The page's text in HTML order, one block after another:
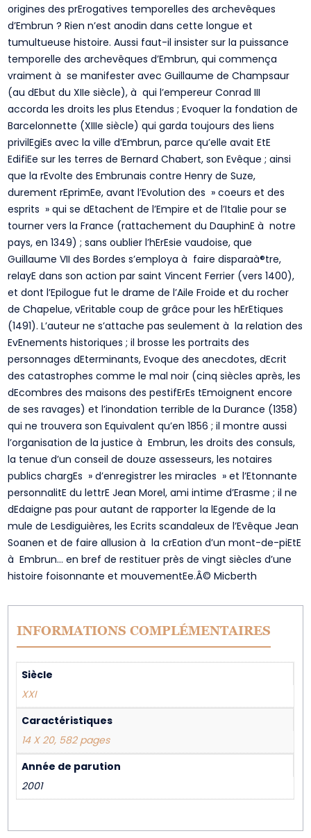
origines des prErogatives temporelles des archevêques
d’Embrun ? Rien n’est anodin dans cette longue et
tumultueuse histoire. Aussi faut-il insister sur la puissance
temporelle des archevêques d’Embrun, qui commença
vraiment à se manifester avec Guillaume de Champsaur
(au dEbut du XIIe siècle), à qui l’empereur Conrad III
accorda les droits les plus Etendus ; Evoquer la fondation de
Barcelonnette (XIIIe siècle) qui garda toujours des liens
privilEgiEs avec la ville d’Embrun, parce qu’elle avait EtE
EdifiEe sur les terres de Bernard Chabert, son Evêque ; ainsi
que la rEvolte des Embrunais contre Henry de Suze,
durement rEprimEe, avant l’Evolution des » coeurs et des
esprits » qui se dEtachent de l’Empire et de l’Italie pour se
tourner vers la France (rattachement du DauphinE à notre
pays, en 1349) ; sans oublier l’hErEsie vaudoise, que
Guillaume VII des Bordes s’employa à faire disparaà®tre,
relayE dans son action par saint Vincent Ferrier (vers 1400),
et dont l’Epilogue fut le drame de l’Aile Froide et du rocher
de Chapelue, vEritable coup de grâce pour les hErEtiques
(1491). L’auteur ne s’attache pas seulement à la relation des
EvEnements historiques ; il brosse les portraits des
personnages dEterminants, Evoque des anecdotes, dEcrit
des catastrophes comme le mal noir (cinq siècles après, les
dEcombres des maisons des pestifErEs tEmoignent encore
de ses ravages) et l’inondation terrible de la Durance (1358)
qui ne trouvera son Equivalent qu’en 1856 ; il montre aussi
l’organisation de la justice à Embrun, les droits des consuls,
la tenue d’un conseil de douze assesseurs, les notaires
publics chargEs » d’enregistrer les miracles » et l’Etonnante
personnalitE du lettrE Jean Morel, ami intime d’Erasme ; il ne
dEdaigne pas pour autant de rapporter la lEgende de la
mule de Lesdiguières, les Ecrits scandaleux de l’Evêque Jean
Soanen et de faire allusion à la crEation d’un mont-de-piEtE
à Embrun… en bref de restituer près de vingt siècles d’une
histoire foisonnante et mouvementEe.Â© Micberth
INFORMATIONS COMPLÉMENTAIRES
Siècle
XXI
Caractéristiques
14 X 20, 582 pages
Année de parution
2001